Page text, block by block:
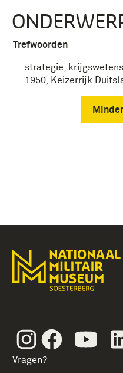
Trefwoorden
strategie
1950
Keizerrijk
InstagramFacebook
Vragen?